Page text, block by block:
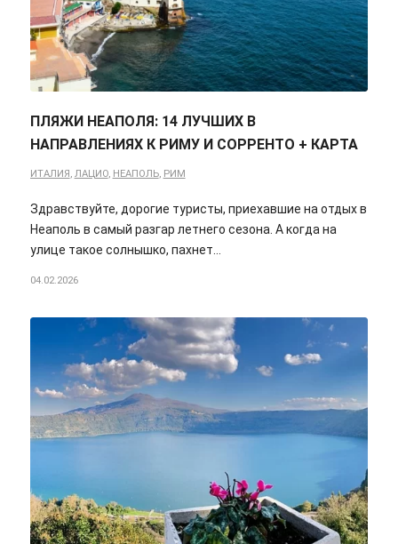
ПЛЯЖИ НЕАПОЛЯ: 14 ЛУЧШИХ В
НАПРАВЛЕНИЯХ К РИМУ И СОРРЕНТО + КАРТА
ИТАЛИЯ, ЛАЦИО, НЕАПОЛЬ, РИМ
Здравствуйте, дорогие туристы, приехавшие на отдых в
Неаполь в самый разгар летнего сезона. А когда на
улице такое солнышко, пахнет…
04.02.2026